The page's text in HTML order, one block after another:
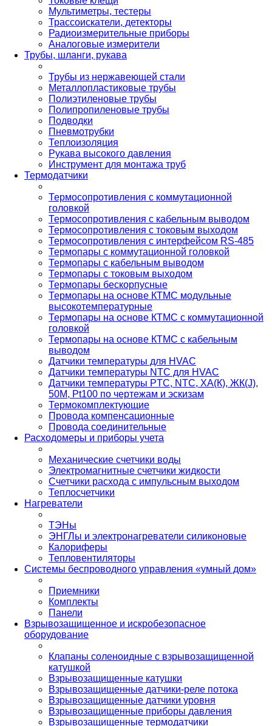
Мультиметры, тестеры
Трассоискатели, детекторы
Радиоизмерительные приборы
Аналоговые измерители
Трубы, шланги, рукава
Трубы из нержавеющей стали
Металлопластиковые трубы
Полиэтиленовые трубы
Полипропиленовые трубы
Подводки
Пневмотрубки
Теплоизоляция
Рукава высокого давления
Инструмент для монтажа труб
Термодатчики
Термосопротивления с коммутационной
головкой
Термосопротивления с кабельным выводом
Термосопротивления с токовым выходом
Термосопротивления с интерфейсом RS-485
Термопары с коммутационной головкой
Термопары с кабельным выводом
Термопары с токовым выходом
Термопары бескорпусные
Термопары на основе КТМС модульные
высокотемпературные
Термопары на основе КТМС с коммутационной
головкой
Термопары на основе КТМС с кабельным
выводом
Датчики температуры для HVAC
Датчики температуры NTC для HVAC
Датчики температуры PTС, NTC, ХА(К), ЖК(J),
50М, Pt100 по чертежам и эскизам
Термокомплектующие
Провода компенсационные
Провода соединительные
Расходомеры и приборы учета
Механические счетчики воды
Электромагнитные счетчики жидкости
Счетчики расхода с импульсным выходом
Теплосчетчики
Нагреватели
ТЭНы
ЭНГЛы и электронагреватели силиконовые
Калориферы
Тепловентиляторы
Системы беспроводного управления «умный дом»
Приемники
Комплекты
Панели
Взрывозащищенное и искробезопасное
оборудование
Клапаны соленоидные с взрывозащищенной
катушкой
Взрывозащищенные катушки
Взрывозащищенные датчики-реле потока
Взрывозащищенные датчики уровня
Взрывозащищенные приборы давления
Взрывозащищенные термодатчики